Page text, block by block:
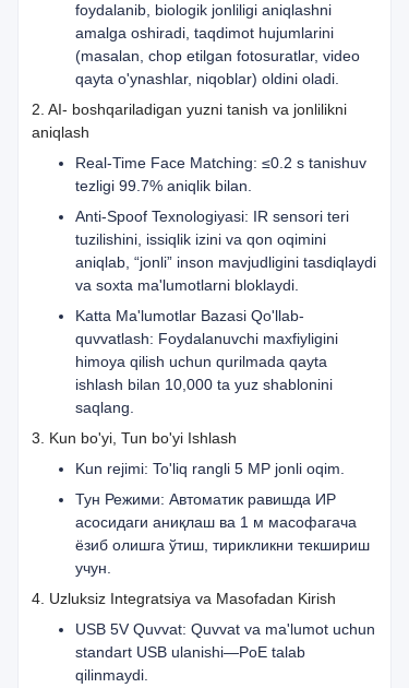
foydalanib, biologik jonliligi aniqlashni
amalga oshiradi, taqdimot hujumlarini
(masalan, chop etilgan fotosuratlar, video
qayta o'ynashlar, niqoblar) oldini oladi.
2. AI- boshqariladigan yuzni tanish va jonlilikni
aniqlash
Real-Time Face Matching: ≤0.2 s tanishuv
tezligi 99.7% aniqlik bilan.
Anti-Spoof Texnologiyasi: IR sensori teri
tuzilishini, issiqlik izini va qon oqimini
aniqlab, “jonli” inson mavjudligini tasdiqlaydi
va soxta ma'lumotlarni bloklaydi.
Katta Ma'lumotlar Bazasi Qo'llab-
quvvatlash: Foydalanuvchi maxfiyligini
himoya qilish uchun qurilmada qayta
ishlash bilan 10,000 ta yuz shablonini
saqlang.
3. Kun bo'yi, Tun bo'yi Ishlash
Kun rejimi: To'liq rangli 5 MP jonli oqim.
Тун Режими: Автоматик равишда ИР
асосидаги аниқлаш ва 1 м масофагача
ёзиб олишга ўтиш, тирикликни текшириш
учун.
4. Uzluksiz Integratsiya va Masofadan Kirish
USB 5V Quvvat: Quvvat va ma'lumot uchun
standart USB ulanishi—PoE talab
qilinmaydi.